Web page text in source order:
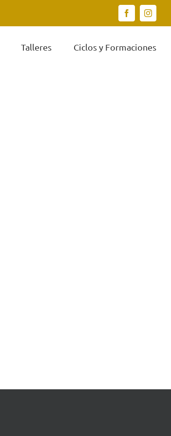
Facebook
Talleres Ciclos y Formaciones